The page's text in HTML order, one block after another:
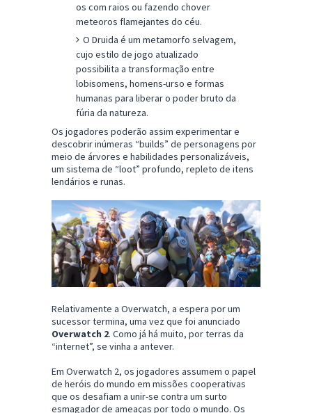
os com raios ou fazendo chover
meteoros flamejantes do céu.
O Druida é um metamorfo selvagem,
cujo estilo de jogo atualizado
possibilita a transformação entre
lobisomens, homens-urso e formas
humanas para liberar o poder bruto da
fúria da natureza.
Os jogadores poderão assim experimentar e
descobrir inúmeras “builds” de personagens por
meio de árvores e habilidades personalizáveis,
um sistema de “loot” profundo, repleto de itens
lendários e runas.
Relativamente a Overwatch, a espera por um
sucessor termina, uma vez que foi anunciado
Overwatch 2. Como já há muito, por terras da
“internet”, se vinha a antever.
Em Overwatch 2, os jogadores assumem o papel
de heróis do mundo em missões cooperativas
que os desafiam a unir-se contra um surto
esmagador de ameaças por todo o mundo. Os